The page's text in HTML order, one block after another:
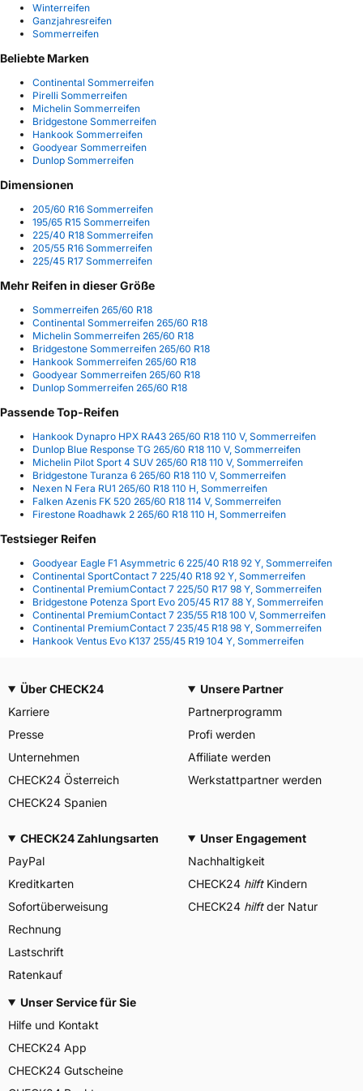
Winterreifen
Ganzjahresreifen
Sommerreifen
Beliebte Marken
Continental Sommerreifen
Pirelli Sommerreifen
Michelin Sommerreifen
Bridgestone Sommerreifen
Hankook Sommerreifen
Goodyear Sommerreifen
Dunlop Sommerreifen
Dimensionen
205/60 R16 Sommerreifen
195/65 R15 Sommerreifen
225/40 R18 Sommerreifen
205/55 R16 Sommerreifen
225/45 R17 Sommerreifen
Mehr Reifen in dieser Größe
Sommerreifen 265/60 R18
Continental Sommerreifen 265/60 R18
Michelin Sommerreifen 265/60 R18
Bridgestone Sommerreifen 265/60 R18
Hankook Sommerreifen 265/60 R18
Goodyear Sommerreifen 265/60 R18
Dunlop Sommerreifen 265/60 R18
Passende Top-Reifen
Hankook Dynapro HPX RA43 265/60 R18 110 V, Sommerreifen
Dunlop Blue Response TG 265/60 R18 110 V, Sommerreifen
Michelin Pilot Sport 4 SUV 265/60 R18 110 V, Sommerreifen
Bridgestone Turanza 6 265/60 R18 110 V, Sommerreifen
Nexen N Fera RU1 265/60 R18 110 H, Sommerreifen
Falken Azenis FK 520 265/60 R18 114 V, Sommerreifen
Firestone Roadhawk 2 265/60 R18 110 H, Sommerreifen
Testsieger Reifen
Goodyear Eagle F1 Asymmetric 6 225/40 R18 92 Y, Sommerreifen
Continental SportContact 7 225/40 R18 92 Y, Sommerreifen
Continental PremiumContact 7 225/50 R17 98 Y, Sommerreifen
Bridgestone Potenza Sport Evo 205/45 R17 88 Y, Sommerreifen
Continental PremiumContact 7 235/55 R18 100 V, Sommerreifen
Continental PremiumContact 7 235/45 R18 98 Y, Sommerreifen
Hankook Ventus Evo K137 255/45 R19 104 Y, Sommerreifen
Über CHECK24
Karriere
Presse
Unternehmen
CHECK24 Österreich
CHECK24 Spanien
Unsere Partner
Partnerprogramm
Profi werden
Affiliate werden
Werkstattpartner werden
CHECK24 Zahlungsarten
PayPal
Kreditkarten
Sofortüberweisung
Rechnung
Lastschrift
Ratenkauf
Unser Engagement
Nachhaltigkeit
CHECK24 hilftKindern
CHECK24 hilftder Natur
Unser Service für Sie
Hilfe und Kontakt
CHECK24 App
CHECK24 Gutscheine